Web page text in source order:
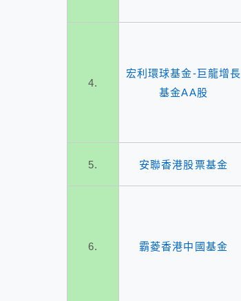
4.
宏利環球基金-巨龍增長
基金AA股
5. 安聯香港股票基金
6. 霸菱香港中國基金